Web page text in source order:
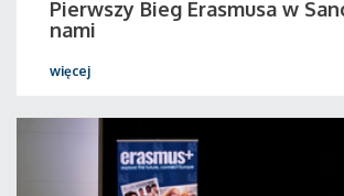
Pierwszy Bieg Erasmusa w
nami
więcej